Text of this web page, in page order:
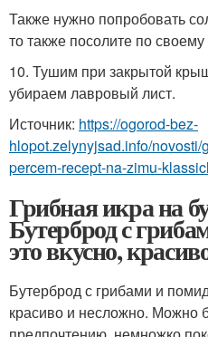
Также нужно попробовать
то также посолите по своему
10. Тушим при закрытой
убираем лавровый лист.
Источник: https://ogorod-bez-
hlopot.zelynyjsad.info/
percem-recept-na-zimu-
Грибная икра на
Бутерброд с
это вкусно,
Бутерброд с грибами и
красиво и несложно. Можно